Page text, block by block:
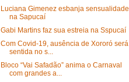
Luciana Gimenez esbanja sensualidade
na Sapucaí
Gabi Martins faz sua estreia na Sspucaí
Com Covid-19, ausência de Xororó será
sentida no s...
Bloco “Vai Safadão” anima o Carnaval
com grandes a...